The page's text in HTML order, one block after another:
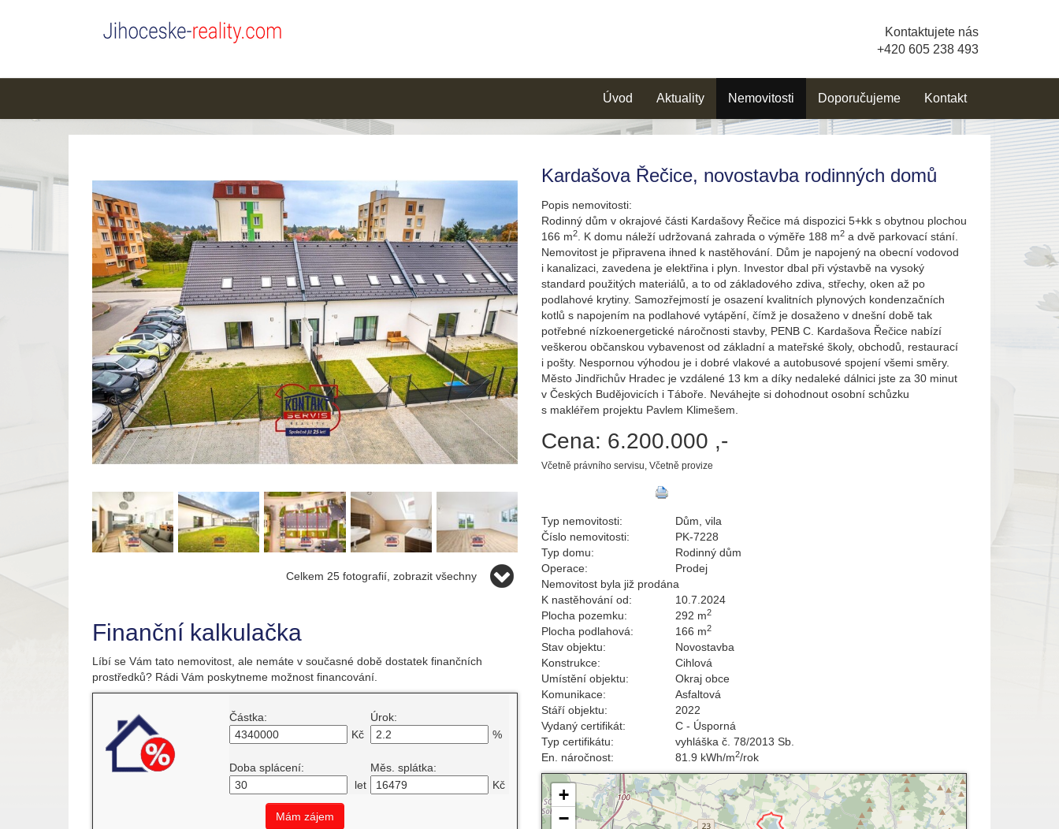
Kontaktujete nás
+420 605 238 493
Úvod Aktuality Nemovitosti Doporučujeme Kontakt
Celkem 25 fotografií, zobrazit všechny
Finanční kalkulačka
Líbí se Vám tato nemovitost, ale nemáte v současné době dostatek finančních
prostředků? Rádi Vám poskytneme možnost financování.
Částka:
Kč
Úrok:
%
Doba splácení:
let
Měs. splátka:
Kč
Mám zájem
Kardašova Řečice, novostavba rodinných domů
Popis nemovitosti:
Rodinný dům v okrajové části Kardašovy Řečice má dispozici 5+kk s obytnou plochou
166 m2 . K domu náleží udržovaná zahrada o výměře 188 m2 a dvě parkovací stání.
Nemovitost je připravena ihned k nastěhování. Dům je napojený na obecní vodovod
i kanalizaci, zavedena je elektřina i plyn. Investor dbal při výstavbě na vysoký
standard použitých materiálů, a to od základového zdiva, střechy, oken až po
podlahové krytiny. Samozřejmostí je osazení kvalitních plynových kondenzačních
kotlů s napojením na podlahové vytápění, čímž je dosaženo v dnešní době tak
potřebné nízkoenergetické náročnosti stavby, PENB C. Kardašova Řečice nabízí
veškerou občanskou vybavenost od základní a mateřské školy, obchodů, restaurací
i pošty. Nespornou výhodou je i dobré vlakové a autobusové spojení všemi směry.
Město Jindřichův Hradec je vzdálené 13 km a díky nedaleké dálnici jste za 30 minut
v Českých Budějovicích i Táboře. Neváhejte si dohodnout osobní schůzku
s makléřem projektu Pavlem Klimešem.
Cena: 6.200.000 ,-
Včetně právního servisu, Včetně provize
Typ nemovitosti:
Dům, vila
Číslo nemovitosti:
PK-7228
Typ domu:
Rodinný dům
Operace:
Prodej
Nemovitost byla již prodána
K nastěhování od:
10.7.2024
Plocha pozemku:
292 m2
Plocha podlahová: 166 m2
Stav objektu:
Novostavba
Konstrukce:
Cihlová
Umístění objektu:
Okraj obce
Komunikace:
Asfaltová
Stáří objektu:
2022
Vydaný certifikát:
C - Úsporná
Typ certifikátu:
vyhláška č. 78/2013 Sb.
En. náročnost:
81.9 kWh/m2/rok
+
−